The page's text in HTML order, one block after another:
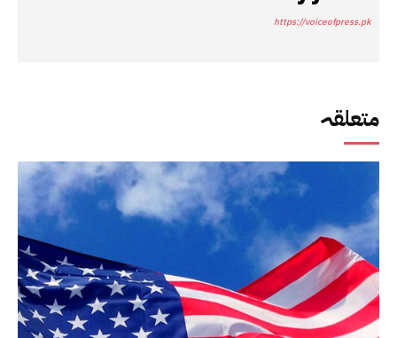
متعلقہ
https://voiceofpress.pk